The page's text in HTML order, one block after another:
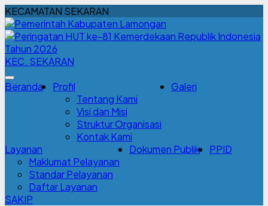
KECAMATAN SEKARAN
KEC. SEKARAN
Beranda
Profil
Tentang Kami
Visi dan Misi
Struktur Organisasi
Kontak Kami
Galeri
Layanan
Maklumat Pelayanan
Standar Pelayanan
Daftar Layanan
Dokumen Publik PPID
SAKIP